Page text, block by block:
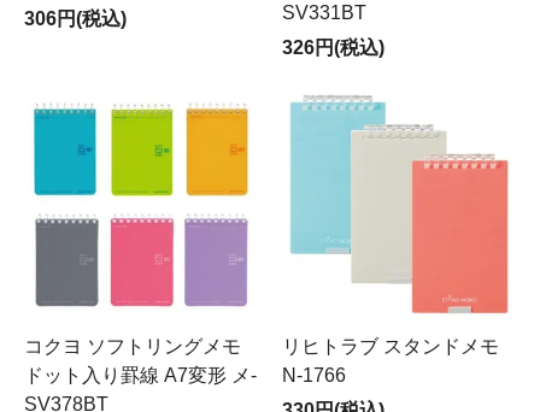
306円(税込)
SV331BT
326円(税込)
コクヨ ソフトリングメモ
ドット入り罫線 A7変形 メ-
SV378BT
リヒトラブ スタンドメモ
N-1766